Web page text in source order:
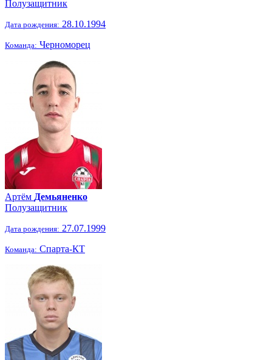
Полузащитник
Дата рождения: 28.10.1994
Команда: Черноморец
Артём Демьяненко
Полузащитник
Дата рождения: 27.07.1999
Команда: Спарта-КТ